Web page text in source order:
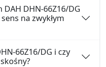
DAH DHN-66Z16/DG
na zwykłym
66Z16/DG i czy